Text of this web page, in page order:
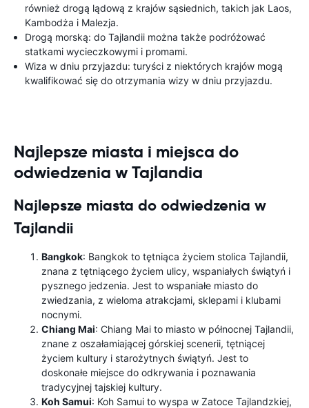
również drogą lądową z krajów sąsiednich, takich jak Laos,
Kambodża i Malezja.
Drogą morską: do Tajlandii można także podróżować
statkami wycieczkowymi i promami.
Wiza w dniu przyjazdu: turyści z niektórych krajów mogą
kwalifikować się do otrzymania wizy w dniu przyjazdu.
Najlepsze miasta i miejsca do
odwiedzenia w Tajlandia
Najlepsze miasta do odwiedzenia w
Tajlandii
Bangkok: Bangkok to tętniąca życiem stolica Tajlandii,
znana z tętniącego życiem ulicy, wspaniałych świątyń i
pysznego jedzenia. Jest to wspaniałe miasto do
zwiedzania, z wieloma atrakcjami, sklepami i klubami
nocnymi.
Chiang Mai: Chiang Mai to miasto w północnej Tajlandii,
znane z oszałamiającej górskiej scenerii, tętniącej
życiem kultury i starożytnych świątyń. Jest to
doskonałe miejsce do odkrywania i poznawania
tradycyjnej tajskiej kultury.
Koh Samui: Koh Samui to wyspa w Zatoce Tajlandzkiej,